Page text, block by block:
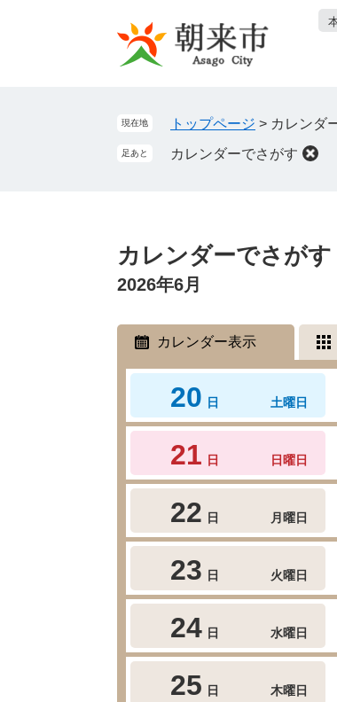
現在地 トップページ > カレンダ
足あと カレンダーでさがす
文
カレンダーでさがす
2026年6月
カレンダー表示
20 日 土曜日
21 日 日曜日
22 日 月曜日
23 日 火曜日
24 日 水曜日
25 日 木曜日